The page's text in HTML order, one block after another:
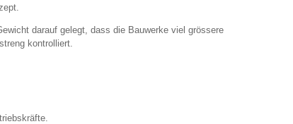
darauf gelegt, dass die Bauwerke viel grössere
kontrolliert.